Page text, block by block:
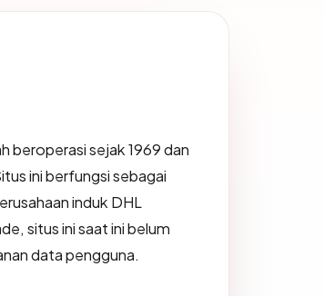
beroperasi sejak 1969 dan
ini berfungsi sebagai
induk DHL
situs ini saat ini belum
data pengguna.